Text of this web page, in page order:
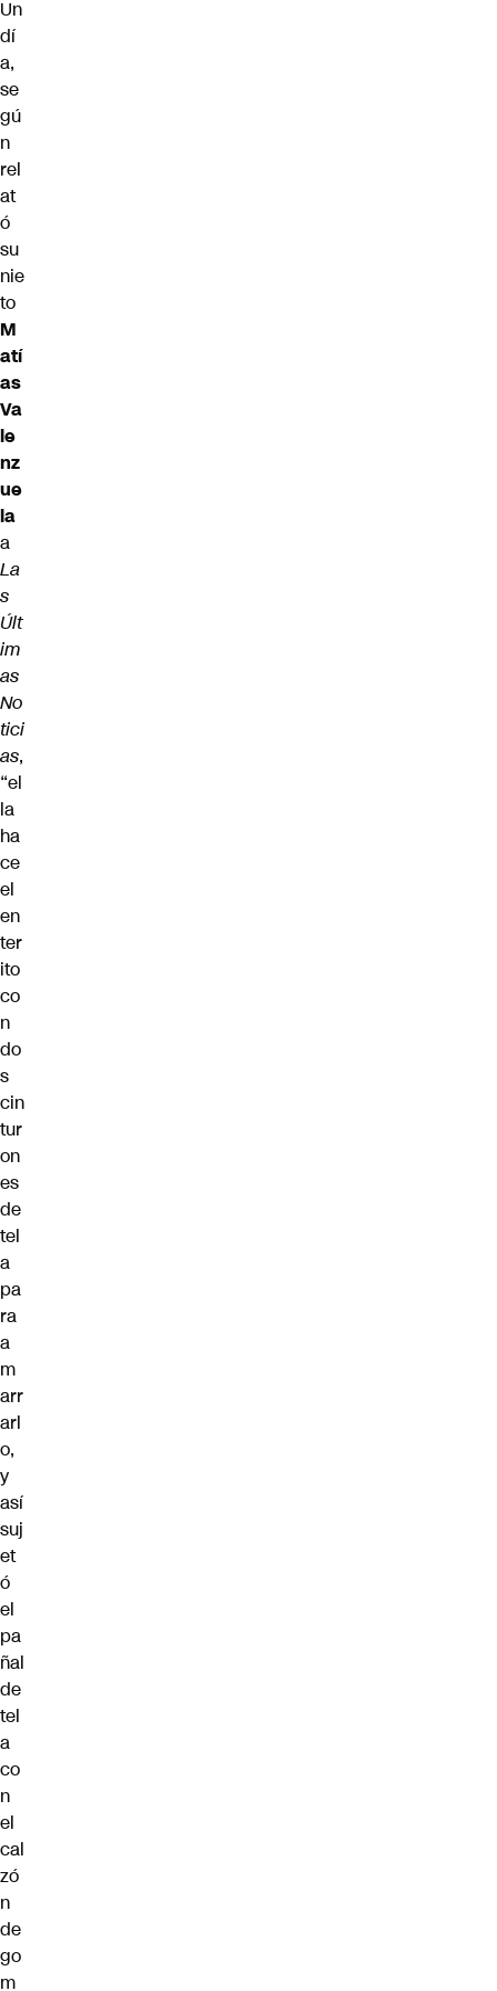
Un
dí
a,
se
gú
n
rel
at
ó
su
nie
to
M
atí
as
Va
le
nz
ue
la
a
La
s
Últ
im
as
No
tici
as,
“el
la
ha
ce
el
en
ter
ito
co
n
do
s
cin
tur
on
es
de
tel
a
pa
ra
a
m
arr
arl
o,
y
así
suj
et
ó
el
pa
ñal
de
tel
a
co
n
el
cal
zó
n
de
go
m